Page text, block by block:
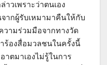
วเพราะว่าตนเอง
ากผู้รับเหมามาคืนให้กับ
วามร่วมมือจากทางวัด
ร้องสื่อมวลชนในครั้งนี้
าตมาเองไม่รู้ในการ